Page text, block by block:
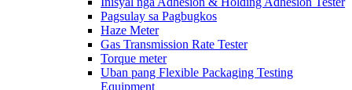
Pagsulay sa Pagbugkos
Haze Meter
Gas Transmission Rate Tester
Torque meter
Uban pang Flexible Packaging Testing
Equipment